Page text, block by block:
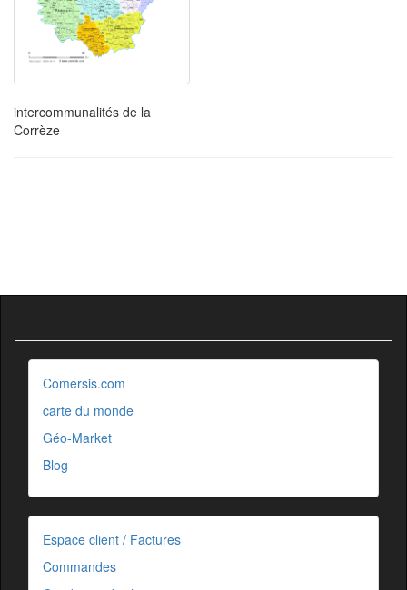
intercommunalités de la
Corrèze
Comersis.com
carte du monde
Géo-Market
Blog
Espace client / Factures
Commandes